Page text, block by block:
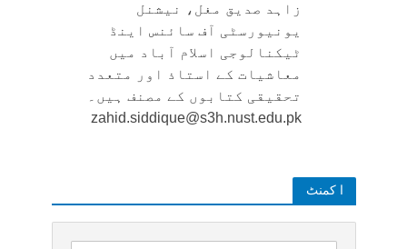
زاہد صدیق مغل، نیشنل
یونیورسٹی آف سائنس اینڈ
ٹیکنالوجی اسلام آباد میں
معاشیات کے استاذ اور متعدد
تحقیقی کتابوں کے مصنف ہیں۔
zahid.siddique@s3h.nust.edu.pk
ا کمنٹ